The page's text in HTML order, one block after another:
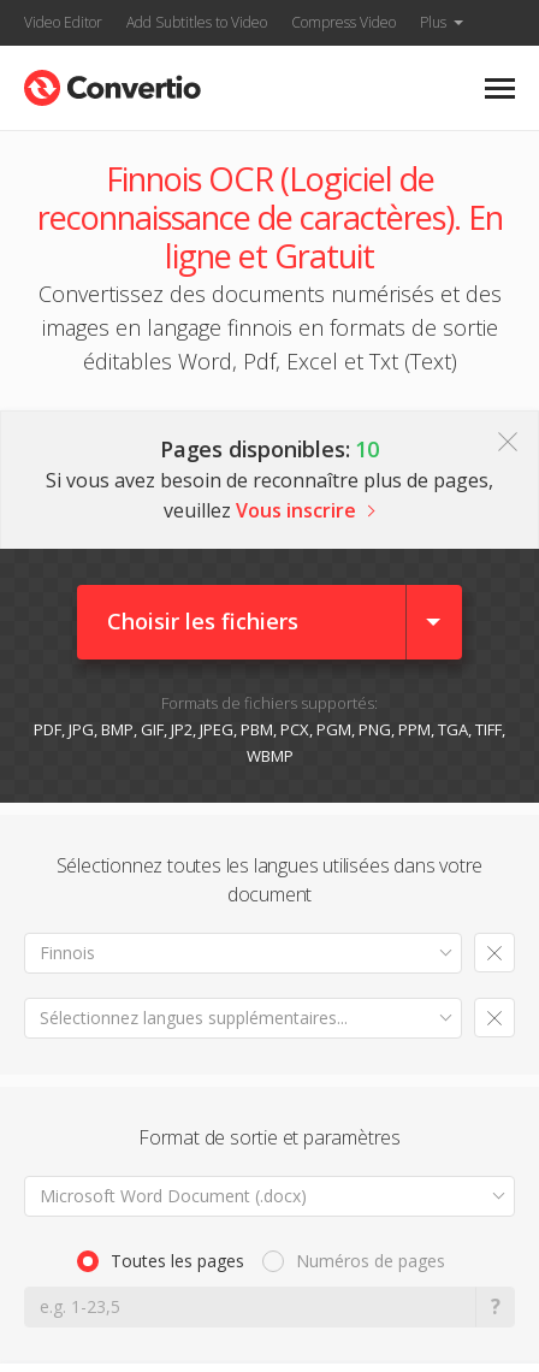
Video Editor Add Subtitles to Video Compress Video Plus
Finnois OCR (Logiciel de
reconnaissance de caractères). En
ligne et Gratuit
Convertissez des documents numérisés et des
images en langage finnois en formats de sortie
éditables Word, Pdf, Excel et Txt (Text)
Pages disponibles: 10
Si vous avez besoin de reconnaître plus de pages,
veuillez Vous inscrire
Choisir les fichiers
Formats de fichiers supportés:
PDF, JPG, BMP, GIF, JP2, JPEG, PBM, PCX, PGM, PNG, PPM, TGA, TIFF,
WBMP
Sélectionnez toutes les langues utilisées dans votre
document
Finnois
Sélectionnez langues supplémentaires...
Format de sortie et paramètres
Microsoft Word Document (.docx)
Toutes les pages Numéros de pages